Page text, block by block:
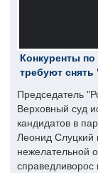
Конкуренты по
требуют
Председатель
Верховный суд
кандидатов в
Леонид Слуцкий
нежелательной
справедливорос